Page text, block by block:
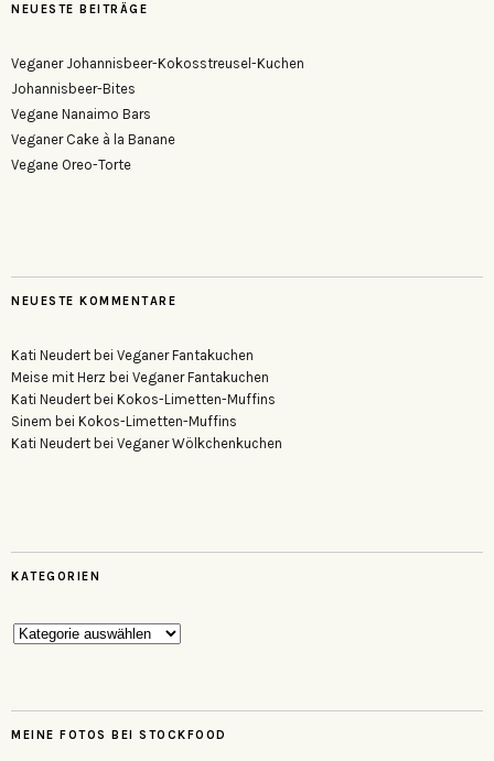
NEUESTE BEITRÄGE
Veganer Johannisbeer-Kokosstreusel-Kuchen
Johannisbeer-Bites
Vegane Nanaimo Bars
Veganer Cake à la Banane
Vegane Oreo-Torte
NEUESTE KOMMENTARE
Kati Neudert bei Veganer Fantakuchen
Meise mit Herz bei Veganer Fantakuchen
Kati Neudert bei Kokos-Limetten-Muffins
Sinem bei Kokos-Limetten-Muffins
Kati Neudert bei Veganer Wölkchenkuchen
KATEGORIEN
Kategorien
MEINE FOTOS BEI STOCKFOOD